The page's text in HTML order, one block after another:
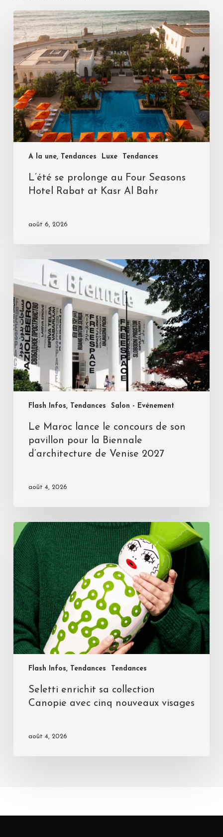
A la une, Tendances Luxe Tendances
L’été se prolonge au Four Seasons
Hotel Rabat at Kasr Al Bahr
août 6, 2026
Flash Infos, Tendances Salon - Evénement
Le Maroc lance le concours de son
pavillon pour la Biennale
d’architecture de Venise 2027
août 4, 2026
Flash Infos, Tendances Tendances
Seletti enrichit sa collection
Canopie avec cinq nouveaux visages
août 4, 2026